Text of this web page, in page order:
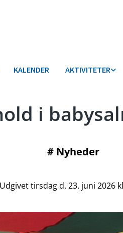
KALENDER AKTIVITETER
i
# Nyheder
Udgivet tirsdag d. 23. juni 2026